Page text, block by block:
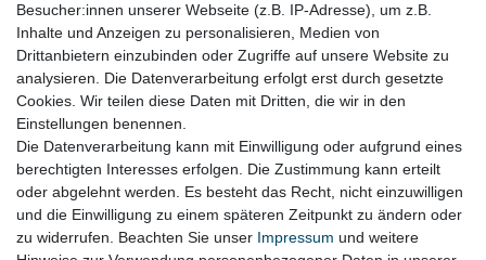
Zahlung
Versand & Lieferung
Batterien & Pfand
Altölverordnung
Infos zum Elektrogesetz
ODR-Verordnung
FAQs
Hilfe
Kontakt
Mein Konto
Besucher:innen unserer Webseite (z.B. IP-Adresse), um z.B.
Inhalte und Anzeigen zu personalisieren, Medien von
Drittanbietern einzubinden oder Zugriffe auf unsere Website zu
analysieren. Die Datenverarbeitung erfolgt erst durch gesetzte
Cookies. Wir teilen diese Daten mit Dritten, die wir in den
Einstellungen benennen.
Die Datenverarbeitung kann mit Einwilligung oder aufgrund eines
berechtigten Interesses erfolgen. Die Zustimmung kann erteilt
oder abgelehnt werden. Es besteht das Recht, nicht einzuwilligen
und die Einwilligung zu einem späteren Zeitpunkt zu ändern oder
zu widerrufen. Beachten Sie unser Impressum und weitere